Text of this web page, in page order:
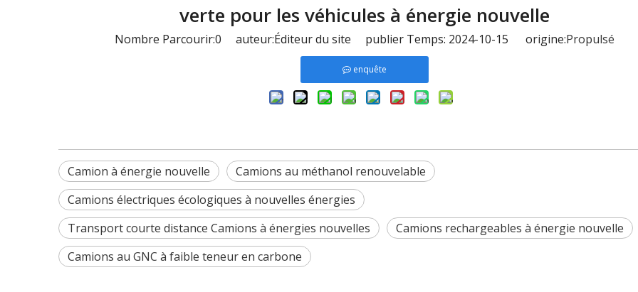
verte pour les véhicules à énergie nouvelle
Nombre Parcourir:0 auteur:Éditeur du site publier Temps: 2024-10-15 origine:Propulsé
enquête
Camion à énergie nouvelle
Camions au méthanol renouvelable
Camions électriques écologiques à nouvelles énergies
Transport courte distance Camions à énergies nouvelles
Camions rechargeables à énergie nouvelle
Camions au GNC à faible teneur en carbone